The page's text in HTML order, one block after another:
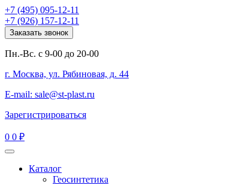
+7 (495) 095-12-11
+7 (926) 157-12-11
Заказать звонок
Пн.-Вс. с 9-00 до 20-00
г. Москва, ул. Рябиновая, д. 44
E-mail: sale@st-plast.ru
Зарегистрироваться
0 0 ₽
Каталог
Геосинтетика